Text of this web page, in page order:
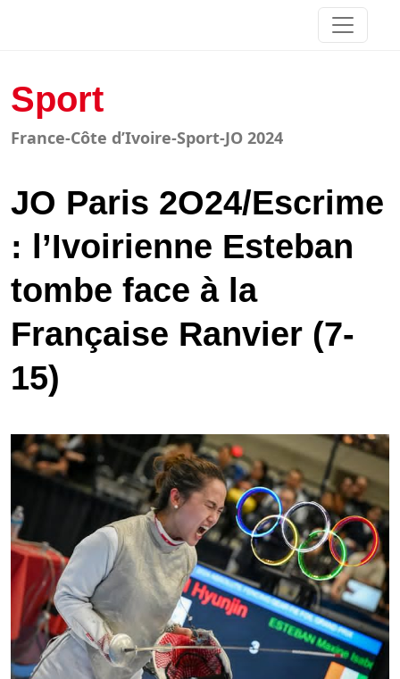
Sport
France-Côte d’Ivoire-Sport-JO 2024
JO Paris 2O24/Escrime
: l’Ivoirienne Esteban
tombe face à la
Française Ranvier (7-
15)